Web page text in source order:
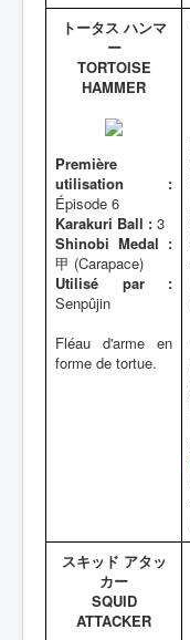
トータス ハンマ
ー
TORTOISE
HAMMER
Première
utilisation :
Épisode 6
Karakuri Ball : 3
Shinobi Medal :
甲 (Carapace)
Utilisé par :
Senpûjin
Fléau d'arme en
forme de tortue.
スキッド アタッ
カー
SQUID
ATTACKER